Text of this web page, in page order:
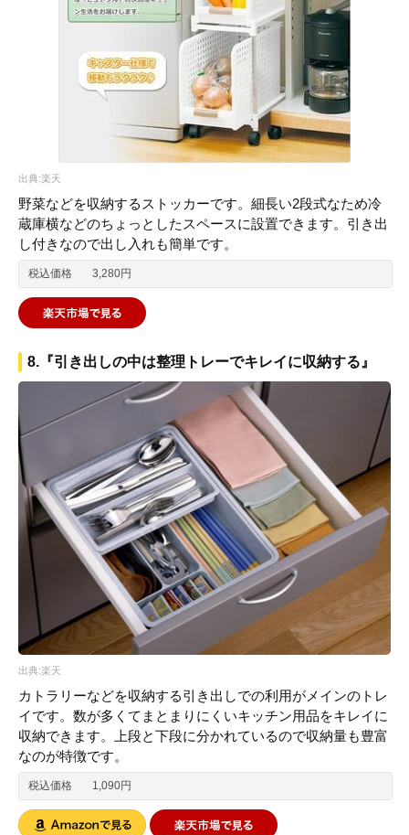
出典:楽天
野菜などを収納するストッカーです。細長い2段式なため冷
蔵庫横などのちょっとしたスペースに設置できます。引き出
し付きなので出し入れも簡単です。
税込価格 3,280円
8.『引き出しの中は整理トレーでキレイに収納する』
出典:楽天
カトラリーなどを収納する引き出しでの利用がメインのトレ
イです。数が多くてまとまりにくいキッチン用品をキレイに
収納できます。上段と下段に分かれているので収納量も豊富
なのが特徴です。
税込価格 1,090円